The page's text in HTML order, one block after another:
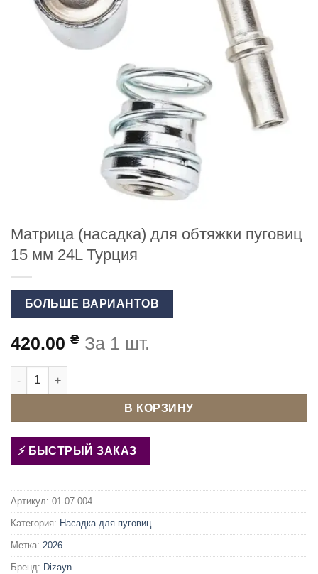
Матрица (насадка) для обтяжки пуговиц
15 мм 24L Турция
БОЛЬШЕ ВАРИАНТОВ
420.00 ₴ За 1 шт.
Количество товара Матрица (насадка) для обтяжки
В КОРЗИНУ
БЫСТРЫЙ ЗАКАЗ
Артикул: 01-07-004
Категория: Насадка для пуговиц
Метка: 2026
Бренд: Dizayn